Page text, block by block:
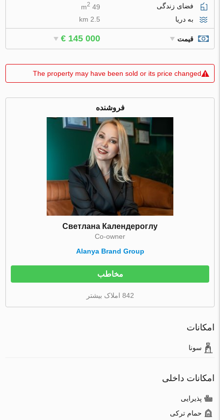
فضای زندگی
49 m
2
به دریا 2.5 km
قیمت € 145 000
The property may have been sold or its price changed
فروشنده
Светлана Календероглу
Co-owner
Alanya Brand Group
مخاطب
842 املاک بیشتر
امکانات
سونا
امکانات داخلی
پذیرایی
حمام ترکی